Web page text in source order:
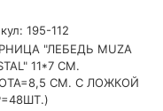
195-112
"ЛЕБЕДЬ MUZA
11*7 СМ.
СМ. С ЛОЖКОЙ